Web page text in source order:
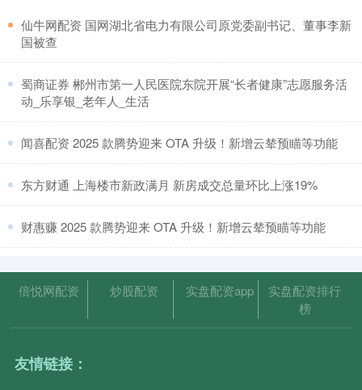
​仙牛网配资 国网湖北省电力有限公司原党委副书记、董事李新
国被查
​蜀商证券 郴州市第一人民医院东院开展“长者健康”志愿服务活
动_乐享银_老年人_生活
​闻喜配资 2025 款腾势迎来 OTA 升级！新增云辇预瞄等功能
​东方财通 上海楼市新政满月 新房成交总量环比上涨19%
​财惠赚 2025 款腾势迎来 OTA 升级！新增云辇预瞄等功能
倍悦网配资 炒股配资 实盘配资app
实盘配资排行
榜
友情链接：